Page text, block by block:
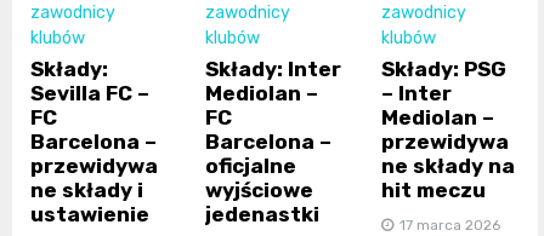
zawodnicy
klubów
Składy:
Sevilla FC –
FC
Barcelona –
przewidywa
ne składy i
ustawienie
zawodnicy
klubów
Składy: Inter
Mediolan –
FC
Barcelona –
oficjalne
wyjściowe
jedenastki
zawodnicy
klubów
Składy: PSG
– Inter
Mediolan –
przewidywa
ne składy na
hit meczu
17 marca 2026